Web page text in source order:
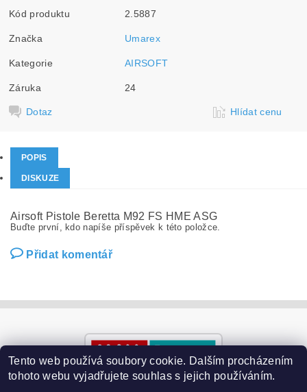
Kód produktu 2.5887
Značka Umarex
Kategorie AIRSOFT
Záruka 24
Dotaz Hlídat cenu
POPIS
DISKUZE
Airsoft Pistole Beretta M92 FS HME ASG
Buďte první, kdo napíše příspěvek k této položce.
Přidat komentář
Tento web používá soubory cookie. Dalším procházením
tohoto webu vyjadřujete souhlas s jejich používáním.